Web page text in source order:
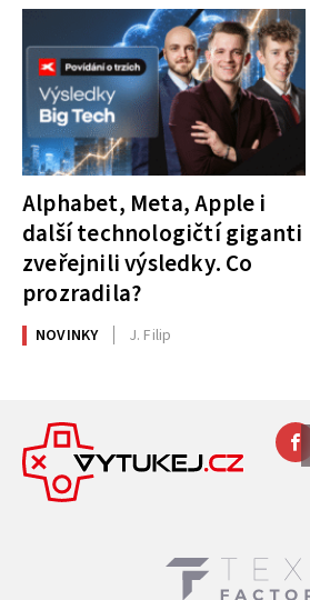
Alphabet, Meta, Apple i
další technologičtí giganti
zveřejnili výsledky. Co
prozradila?
NOVINKY J. Filip